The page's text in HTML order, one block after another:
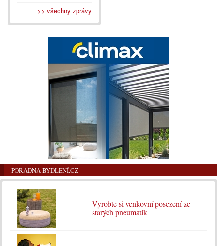
>> všechny zprávy
PORADNA BYDLENÍ.CZ
Vyrobte si venkovní posezení ze
starých pneumatik